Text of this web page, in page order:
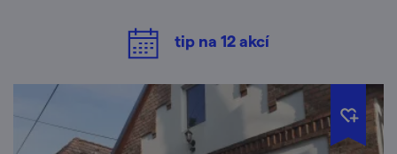
tip na 12akcí